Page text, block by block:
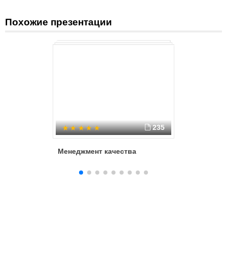
Похожие презентации
235
Менеджмент качества